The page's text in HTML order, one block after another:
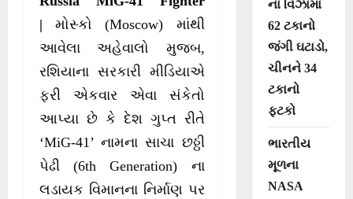
|મોસ્કો (Moscow) માંથી
આવેલા અહેવાલો મુજબ,
રશિયાના સરકારી મીડિયાએ
ફરી એકવાર એવા સંકેતો
આપ્યા છે કે દેશ ગુપ્ત રીતે
‘MiG-41’ નામના સાચા છઠ્ઠી
પેઢી (6th Generation) ના
લડાયક વિમાનના નિર્માણ પર
ના વિઝામાં
62 ટકાનો
જંગી ઘટાડો,
ચીનને 34
ટકાનો
ફટકો
ભારતીય
મૂળના
NASA